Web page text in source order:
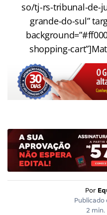
so/tj-rs-tribunal-de-
grande-do-sul”
shopping-
Por
Publicado
2